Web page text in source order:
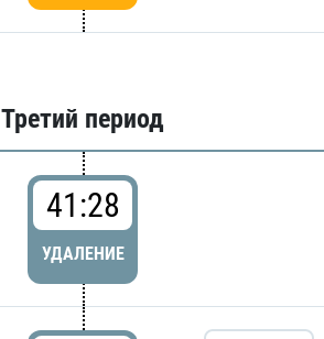
Третий период
41:28
УДАЛЕНИЕ